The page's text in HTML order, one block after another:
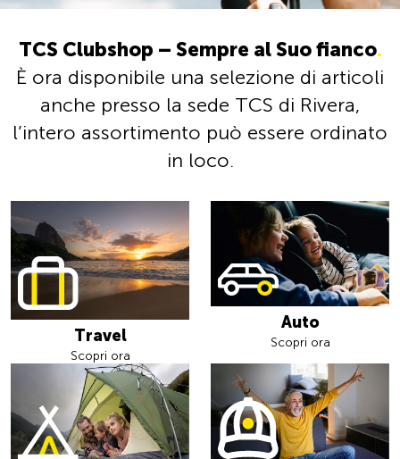
TCS Clubshop – Sempre al Suo fianco.
È ora disponibile una selezione di articoli
anche presso la sede TCS di Rivera,
l’intero assortimento può essere ordinato
in loco.
Travel
Scopri ora
Auto
Scopri ora